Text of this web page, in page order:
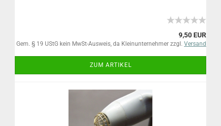
9,50 EUR
Gem. § 19 UStG kein MwSt-Ausweis, da Kleinunternehmer zzgl. Versand
ZUM ARTIKEL